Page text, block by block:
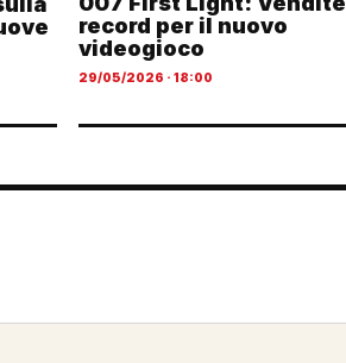
record per il nuovo
videogioco
29/05/2026 · 18:00